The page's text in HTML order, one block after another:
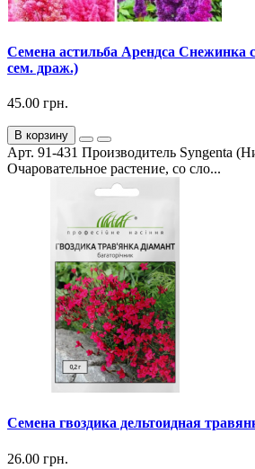
Семена астильба Арендса Снежинка
сем. драж.)
45.00 грн.
В корзину
Арт. 91-431 Производитель Syngenta
Очаровательное растение, со сло...
Семена гвоздика дельтоидная
26.00 грн.